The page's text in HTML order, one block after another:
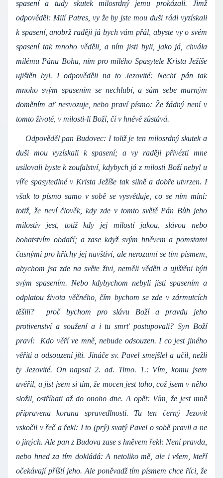
spasení a tudy skutek milosrdný jemu prokázali. Jimž
odpověděl: Milí Patres, vy že by jste mou duši rádi vyzískali
k spasení, anobrž raději já bych vám přál, abyste vy o svém
spasení tak mnoho věděli, a ním jisti byli, jako já, chvála
milému Pánu Bohu, ním pro milého Spasytele Krista Ježíše
ujištěn byl. I odpověděli na to Jezovité: Nechť pán tak
mnoho svým spasením se nechlubí, a sám sebe marným
doměním ať nesvozuje, nebo praví písmo: Že žádný není v
tomto životě, v milosti-li Boží, čí v hněvě zůstává.
Odpověděl pan Budovec: I toliž je ten milosrdný skutek a
duši mou vyzískali k spasení; a vy raději přivézti mne
usilovali byste k zoufalství, kdybych já z milosti Boží nebyl u
víře spasytedlné v Krista Ježíše tak silně a dobře utvrzen. I
však to písmo samo v sobě se vysvětluje, co se ním míní:
totiž, že neví člověk, kdy zde v tomto světě Pán Bůh jeho
milostiv jest, totiž kdy jej milostí jakou, slávou nebo
bohatstvím obdaří; a zase když svým hněvem a pomstami
časnými pro hříchy jej navštíví, ale nerozumí se tím písmem,
abychom jsa zde na světe živi, neměli věděti a ujištěni býti
svým spasením. Nebo kdybychom nebyli jisti spasením a
odplatou života věčného, čím bychom se zde v zármutcích
těšili? proč bychom pro slávu Boží a pravdu jeho
protivenství a soužení a i tu smrť postupovali? Syn Boží
praví: Kdo věří ve mně, nebude odsouzen. I co jest jiného
věřiti a odsouzení jíti. Jináče sv. Pavel smejšlel a učil, nežli
ty Jezovité. On napsal 2. ad. Timo. 1.: Vím, komu jsem
uvěřil, a jist jsem si tím, že mocen jest toho, což jsem v něho
složil, ostříhati až do onoho dne. A opět: Vím, že jest mně
připravena koruna spravedlnosti. Tu ten černý Jezovit
vskočil v řeč a řekl: I to (prý) svatý Pavel o sobě pravil a ne
o jiných. Ale pan z Budova zase s hněvem řekl: Není pravda,
nebo hned za tím dokládá: A netoliko mě, ale i všem, kteří
očekávají příští jeho. Ale poněvadž tím písmem chce říci, že